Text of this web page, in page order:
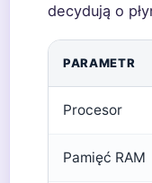
decydują o
PARAMETR
Procesor
Pamięć RAM